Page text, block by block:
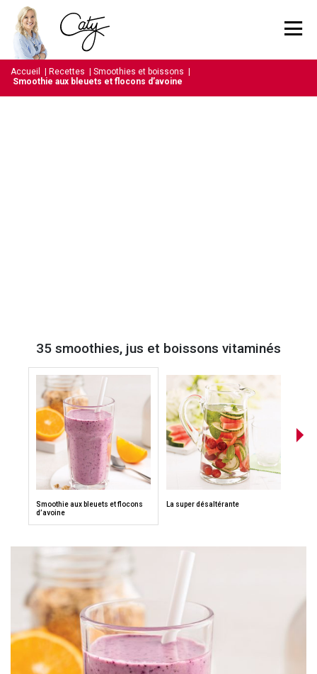
Accueil Recettes Smoothies et boissons
Smoothie aux bleuets et flocons d’avoine
35 smoothies, jus et boissons vitaminés
Smoothie aux bleuets et flocons
d’avoine
La super désaltérante